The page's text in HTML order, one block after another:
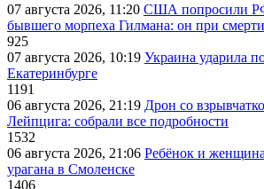
07 августа 2026, 11:20 США попросили
бывшего морпеха Гилмана: он при
925
07 августа 2026, 10:19 Украина ударила
Екатеринбурге
1191
06 августа 2026, 21:19 Дрон со
Лейпцига: собрали все подробности
1532
06 августа 2026, 21:06 Ребёнок и
урагана в Смоленске
1406